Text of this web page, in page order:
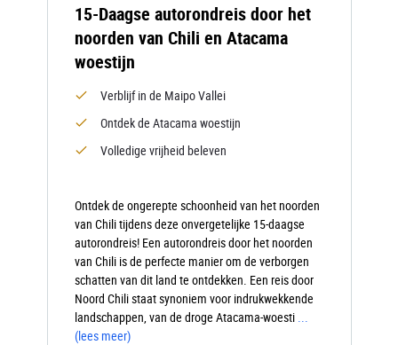
15-Daagse autorondreis door het
noorden van Chili en Atacama
woestijn
Verblijf in de Maipo Vallei
Ontdek de Atacama woestijn
Volledige vrijheid beleven
Ontdek de ongerepte schoonheid van het noorden
van Chili tijdens deze onvergetelijke 15-daagse
autorondreis! Een autorondreis door het noorden
van Chili is de perfecte manier om de verborgen
schatten van dit land te ontdekken. Een reis door
Noord Chili staat synoniem voor indrukwekkende
landschappen, van de droge Atacama-woesti ...
(lees meer)